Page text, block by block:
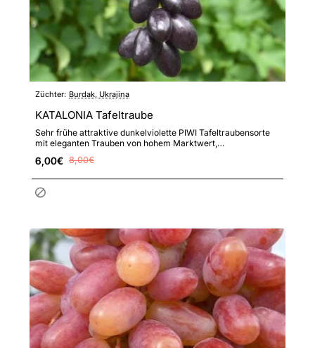
Züchter: Burdak, Ukrajina
KATALONIA Tafeltraube
Sehr frühe attraktive dunkelviolette PIWI Tafeltraubensorte
mit eleganten Trauben von hohem Marktwert,
6,00€ 8,00€